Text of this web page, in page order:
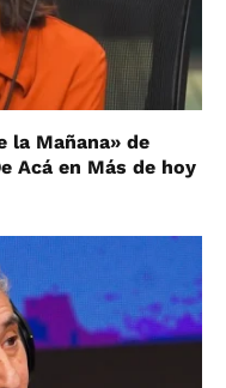
la Mañana» de
Acá en Más de hoy